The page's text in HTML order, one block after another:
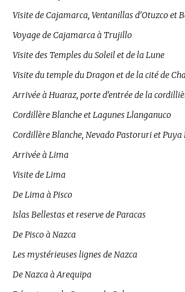
Visite de Cajamarca, Ventanillas d’Otuzco et
Voyage de Cajamarca à Trujillo
Visite des Temples du Soleil et de la Lune
Visite du temple du Dragon et de la cité de
Arrivée à Huaraz, porte d’entrée de la
Cordillère Blanche et Lagunes Llanganuco
Cordillère Blanche, Nevado Pastoruri et
Arrivée à Lima
Visite de Lima
De Lima à Pisco
Islas Bellestas et reserve de Paracas
De Pisco à Nazca
Les mystérieuses lignes de Nazca
De Nazca à Arequipa